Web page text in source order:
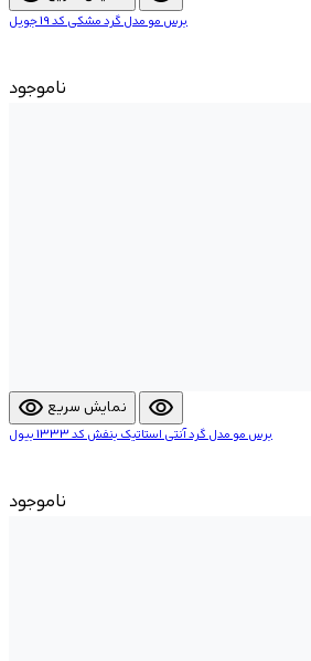
برس مو مدل گرد مشکی کد 19 جویل
ناموجود
visibility نمایش سریع visibility
برس مو مدل گرد آنتی استاتیک بنفش کد 1333 بیول
ناموجود